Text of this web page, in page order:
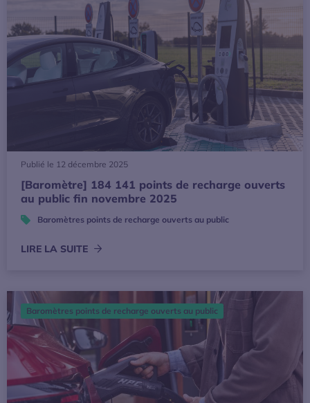
Publié le 12 décembre 2025
[Baromètre] 184 141 points de recharge ouverts
au public fin novembre 2025
Baromètres points de recharge ouverts au public
LIRE LA SUITE
[Baromètre] 181 024 points de recharge ouverts au
Baromètres points de recharge ouverts au public